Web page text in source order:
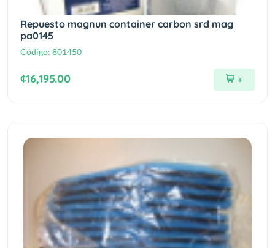
Repuesto magnun container carbon srd mag
pa0145
Código: 801450
¢16,195.00 +